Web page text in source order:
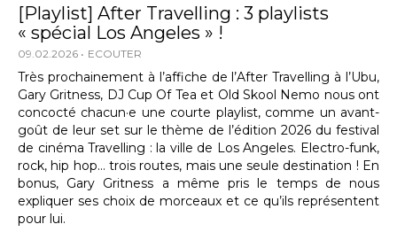
[Playlist] After Travelling : 3 playlists
« spécial Los Angeles » !
09.02.2026 ECOUTER
Très prochainement à l’affiche de l’After Travelling à l’Ubu,
Gary Gritness, DJ Cup Of Tea et Old Skool Nemo nous ont
concocté chacun·e une courte playlist, comme un avant-
goût de leur set sur le thème de l’édition 2026 du festival
de cinéma Travelling : la ville de Los Angeles. Electro-funk,
rock, hip hop… trois routes, mais une seule destination ! En
bonus, Gary Gritness a même pris le temps de nous
expliquer ses choix de morceaux et ce qu’ils représentent
pour lui.